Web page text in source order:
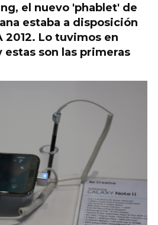
el nuevo 'phablet' de
estaba a disposición
2012. Lo tuvimos en
estas son las primeras